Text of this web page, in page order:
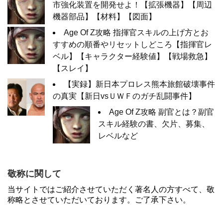
市強化装置を開発せよ！【拡張機器】【周辺
機器部品】【材料】【図面】
Age Of Z攻略 指揮官スキルの上げ方とお
すすめの順番やリセットしどころ【指揮官レ
ベル】【キャラクター経験値】【戦場救急】
【スレイ】
【実録】新日本プロレス熊本旅館破壊事件
の真実【新日vsＵＷＦのガチ乱闘事件】
Age Of Z攻略 副官とは？副官
スキル経験の書、欠片、募集、
レベルなど
敬称に関して
当サイトではご紹介させていただく著名人の方すべて、敬
称略とさせていただいております。ご了承下さい。